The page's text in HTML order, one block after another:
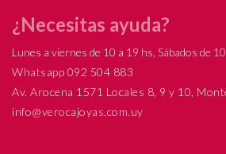
¿Necesitas ayuda?
Lunes a viernes de 10 a 19 hs, Sábados de
Whatsapp 092 504 883
Av. Arocena 1571 Locales 8, 9 y 10,
info@verocajoyas.com.uy